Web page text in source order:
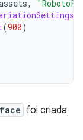
,
(900)
foi criada